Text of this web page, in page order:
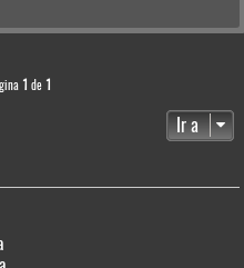
1 de 1
Ir a